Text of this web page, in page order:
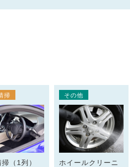
掃
（1列）
その他
ホイールクリーニ